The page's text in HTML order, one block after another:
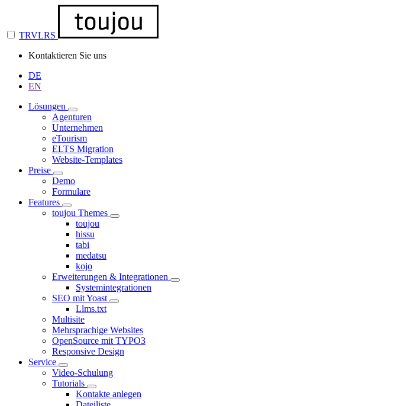
TRVLRS
Kontaktieren Sie uns
DE
EN
Lösungen
Agenturen
Unternehmen
eTourism
ELTS Migration
Website-Templates
Preise
Demo
Formulare
Features
toujou Themes
toujou
hissu
tabi
medatsu
kojo
Erweiterungen & Integrationen
Systemintegrationen
SEO mit Yoast
Llms.txt
Multisite
Mehrsprachige Websites
OpenSource mit TYPO3
Responsive Design
Service
Video-Schulung
Tutorials
Kontakte anlegen